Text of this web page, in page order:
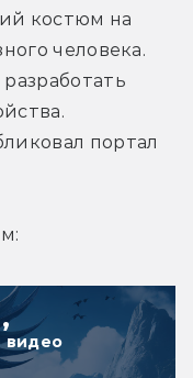
костюм на
человека.
видео